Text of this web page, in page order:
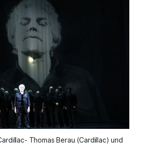
Thomas Berau (Cardillac) und